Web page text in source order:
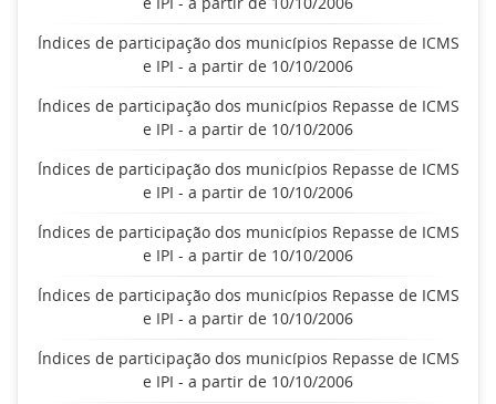
Índices de participação dos municípios Repasse de ICMS
e IPI - a partir de 10/10/2006
Índices de participação dos municípios Repasse de ICMS
e IPI - a partir de 10/10/2006
Índices de participação dos municípios Repasse de ICMS
e IPI - a partir de 10/10/2006
Índices de participação dos municípios Repasse de ICMS
e IPI - a partir de 10/10/2006
Índices de participação dos municípios Repasse de ICMS
e IPI - a partir de 10/10/2006
Índices de participação dos municípios Repasse de ICMS
e IPI - a partir de 10/10/2006